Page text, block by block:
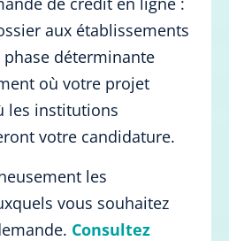
aux établissements
phase déterminante
où votre projet
les institutions
votre candidature.
les
vous souhaitez
Consultez